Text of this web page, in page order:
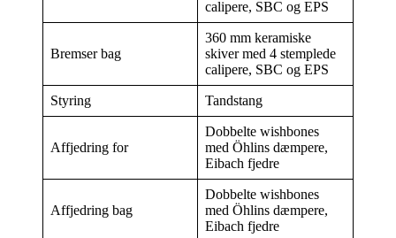
calipere, SBC og EPS
Bremser bag
360 mm keramiske
skiver med 4 stemplede
calipere, SBC og EPS
Styring Tandstang
Affjedring for
Dobbelte wishbones
med Öhlins dæmpere,
Eibach fjedre
Affjedring bag
Dobbelte wishbones
med Öhlins dæmpere,
Eibach fjedre